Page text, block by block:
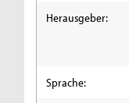
Herausgeber:
Sprache: